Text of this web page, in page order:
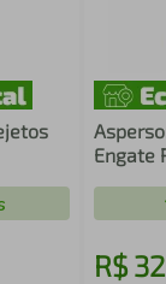
Engate
R$ 32